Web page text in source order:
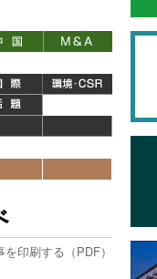
を印刷する（PDF）